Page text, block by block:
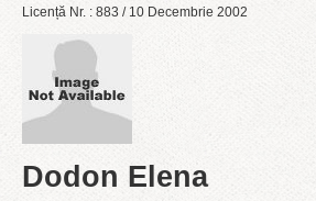
Licență Nr. : 883 / 10 Decembrie 2002
Dodon Elena